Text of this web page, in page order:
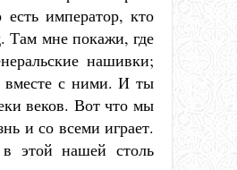
император, кто
Там мне покажи, где
нашивки;
с ними. И ты
веков. Вот что мы
и со всеми играет.
этой нашей столь